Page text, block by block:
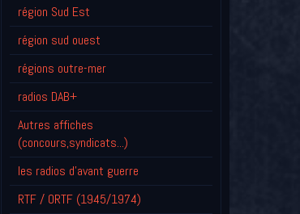
région Sud Est
région sud ouest
régions outre-mer
radios DAB+
Autres affiches
(concours,syndicats...)
les radios d'avant guerre
RTF / ORTF (1945/1974)